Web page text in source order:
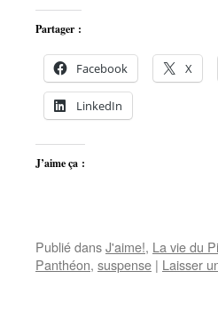
Partager :
Facebook X
LinkedIn
J’aime ça :
Publié dansJ'aime!, La vie du
Panthéon, suspense | Laisser